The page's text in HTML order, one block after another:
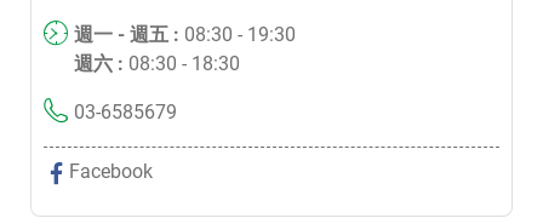
週一 - 週五 : 08:30 - 19:30
週六 : 08:30 - 18:30
03-6585679
Facebook